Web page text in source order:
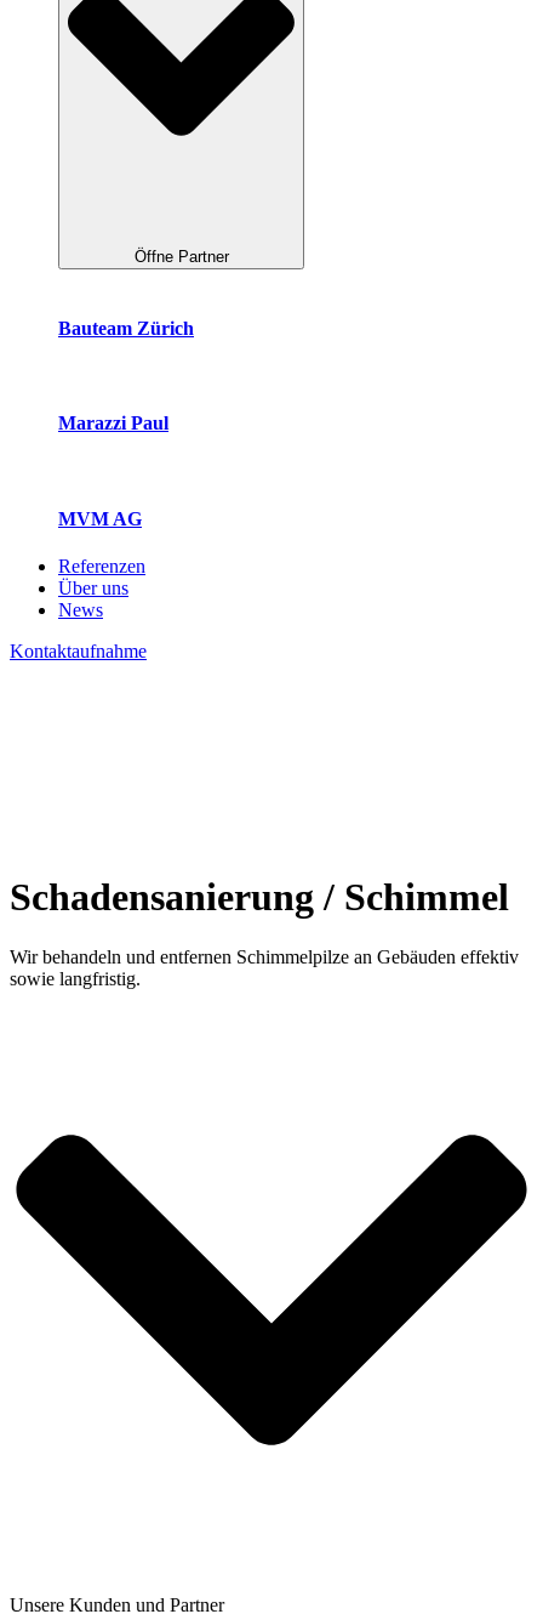
Öffne Partner
Bauteam Zürich
Marazzi Paul
MVM AG
Referenzen
Über uns
News
Kontaktaufnahme
Schadensanierung / Schimmel
Wir behandeln und entfernen Schimmelpilze an Gebäuden effektiv
sowie langfristig.
Unsere Kunden und Partner